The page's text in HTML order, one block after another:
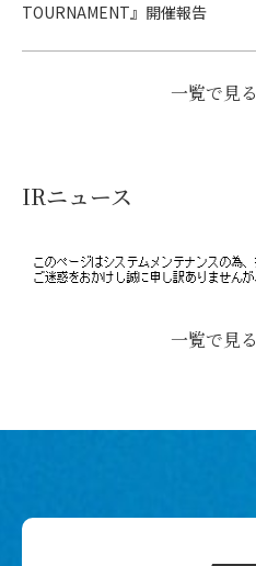
一覧で見る
TOURNAMENT』開催報告
IRニュース
一覧で見る